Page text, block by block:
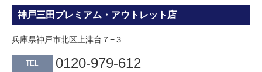
神戸三田プレミアム・アウトレット店
兵庫県神戸市北区上津台７−３
TEL 0120-979-612